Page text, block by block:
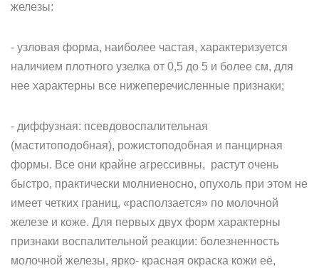
железы:
- узловая форма, наиболее частая, характеризуется
наличием плотного узелка от 0,5 до 5 и более см, для
нее характерны все нижеперечисленные признаки;
- диффузная: псевдовоспалительная
(маститоподобная), рожистоподобная и панцирная
формы. Все они крайне агрессивны, растут очень
быстро, практически молниеносно, опухоль при этом не
имеет четких границ, «расползается» по молочной
железе и коже. Для первых двух форм характерны
признаки воспалительной реакции: болезненность
молочной железы, ярко- красная окраска кожи её,